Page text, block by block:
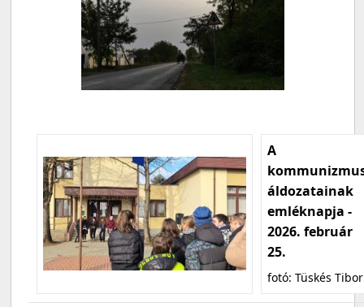
A
áldozatainak
emléknapja -
2026. február
25.
fotó: Tüskés Tibor